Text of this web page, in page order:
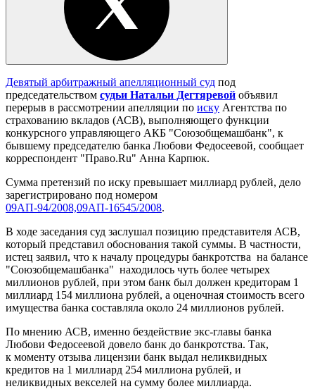
Девятый арбитражный апелляционный суд под
председательством судьи Натальи Дегтяревой объявил
перерыв в рассмотрении апелляции по иску Агентства по
страхованию вкладов (АСВ), выполняющего функции
конкурсного управляющего АКБ "Союзобщемашбанк", к
бывшему председателю банка Любови Федосеевой, сообщает
корреспондент "Право.Ru" Анна Карпюк.
Сумма претензий по иску превышает миллиард рублей, дело
зарегистрировано под номером
09АП-94/2008,09АП-16545/2008.
В ходе заседания суд заслушал позицию представителя АСВ,
который представил обоснования такой суммы. В частности,
истец заявил, что к началу процедуры банкротства на балансе
"Союзобщемашбанка" находилось чуть более четырех
миллионов рублей, при этом банк был должен кредиторам 1
миллиард 154 миллиона рублей, а оценочная стоимость всего
имущества банка составляла около 24 миллионов рублей.
По мнению АСВ, именно бездействие экс-главы банка
Любови Федосеевой довело банк до банкротства. Так,
к моменту отзыва лицензии банк выдал неликвидных
кредитов на 1 миллиард 254 миллиона рублей, и
неликвидных векселей на сумму более миллиарда.